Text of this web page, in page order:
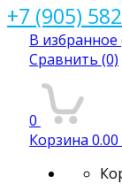
+7 (905)
В избранное
Сравнить (0)
0
Корзина 0.00